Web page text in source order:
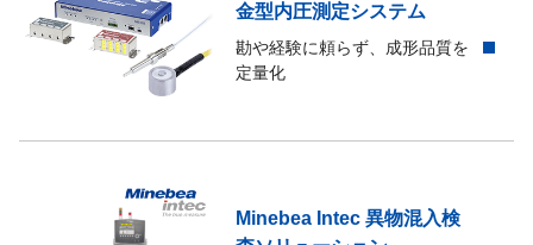
金型内圧測定システム
勘や経験に頼らず、成形品質を
定量化
Minebea Intec 異物混入検